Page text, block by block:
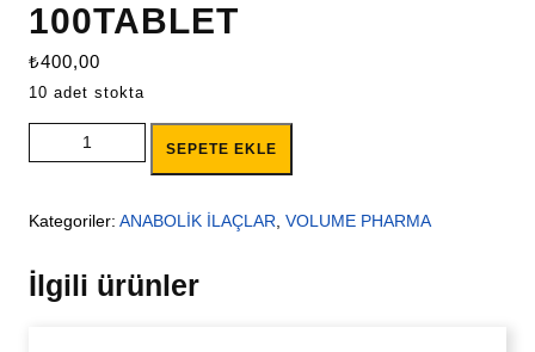
100TABLET
₺400,00
10 adet stokta
VOLUME PHARMA DANABOL 10MG 100TABLET adet
SEPETE EKLE
Kategoriler: ANABOLİK İLAÇLAR, VOLUME PHARMA
İlgili ürünler